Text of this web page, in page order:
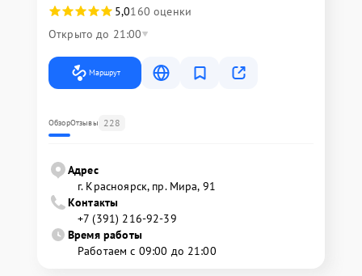
5,0160 оценки
Открыто до 21:00
Маршрут
ОбзорОтзывы 228
Адрес
г. Красноярск, ​пр. Мира, 91
Контакты
+7 (391) 216-92-39
Время работы
Работаем с 09:00 до 21:00